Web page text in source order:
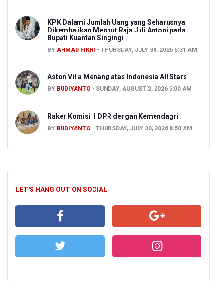
KPK Dalami Jumlah Uang yang Seharusnya
Dikembalikan Menhut Raja Juli Antoni pada
Bupati Kuantan Singingi
BY AHMAD FIKRI THURSDAY, JULY 30, 2026 5:31 AM
Aston Villa Menang atas Indonesia All Stars
BY BUDIYANTO SUNDAY, AUGUST 2, 2026 6:00 AM
Raker Komisi II DPR dengan Kemendagri
BY BUDIYANTO THURSDAY, JULY 30, 2026 8:50 AM
LET'S HANG OUT ON SOCIAL